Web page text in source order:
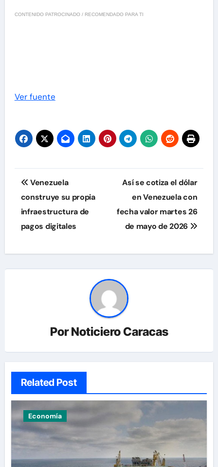
CONTENIDO PATROCINADO / RECOMENDADO PARA TI
Ver fuente
Navegación
de
entradas
Venezuela
construye su propia
infraestructura de
pagos digitales
Así se cotiza el dólar
en Venezuela con
fecha valor martes 26
de mayo de 2026
PorNoticiero Caracas
Related Post
Economía